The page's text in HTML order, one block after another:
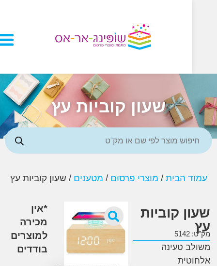
שעון קוביות עץ
הבית/מוצרי פרסום /מטענים/ שעון קוביות עץ
קוביות
טעינה
מכירה
למוצרים
בודדים